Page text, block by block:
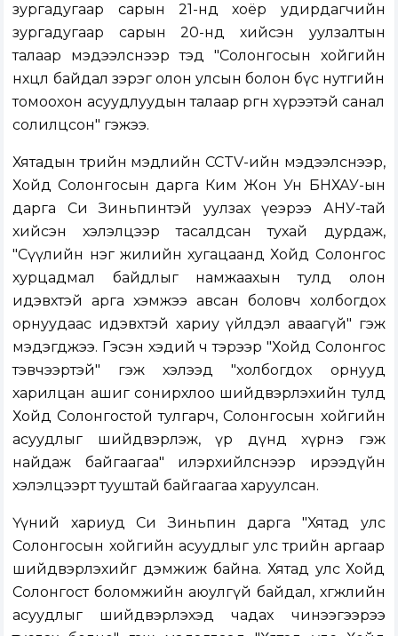
зургадугаар сарын 21-нд хоёр удирдагчийн
зургадугаар сарын 20-нд хийсэн уулзалтын
талаар мэдээлснээр тэд "Солонгосын хойгийн
нөхцөл байдал зэрэг олон улсын болон бүс нутгийн
томоохон асуудлуудын талаар өргөн хүрээтэй санал
солилцсон" гэжээ.
Хятадын төрийн мэдлийн CCTV-ийн мэдээлснээр,
Хойд Солонгосын дарга Ким Жон Ун БНХАУ-ын
дарга Си Зиньпинтэй уулзах үеэрээ АНУ-тай
хийсэн хэлэлцээр тасалдсан тухай дурдаж,
"Сүүлийн нэг жилийн хугацаанд Хойд Солонгос
хурцадмал байдлыг намжаахын тулд олон
идэвхтэй арга хэмжээ авсан боловч холбогдох
орнуудаас идэвхтэй хариу үйлдэл аваагүй" гэж
мэдэгджээ. Гэсэн хэдий ч тэрээр "Хойд Солонгос
тэвчээртэй" гэж хэлээд "холбогдох орнууд
харилцан ашиг сонирхлоо шийдвэрлэхийн тулд
Хойд Солонгостой тулгарч, Солонгосын хойгийн
асуудлыг шийдвэрлэж, үр дүнд хүрнэ гэж
найдаж байгаагаа" илэрхийлснээр ирээдүйн
хэлэлцээрт тууштай байгаагаа харуулсан.
Үүний хариуд Си Зиньпин дарга "Хятад улс
Солонгосын хойгийн асуудлыг улс төрийн аргаар
шийдвэрлэхийг дэмжиж байна. Хятад улс Хойд
Солонгост боломжийн аюулгүй байдал, хөгжлийн
асуудлыг шийдвэрлэхэд чадах чинээгээрээ